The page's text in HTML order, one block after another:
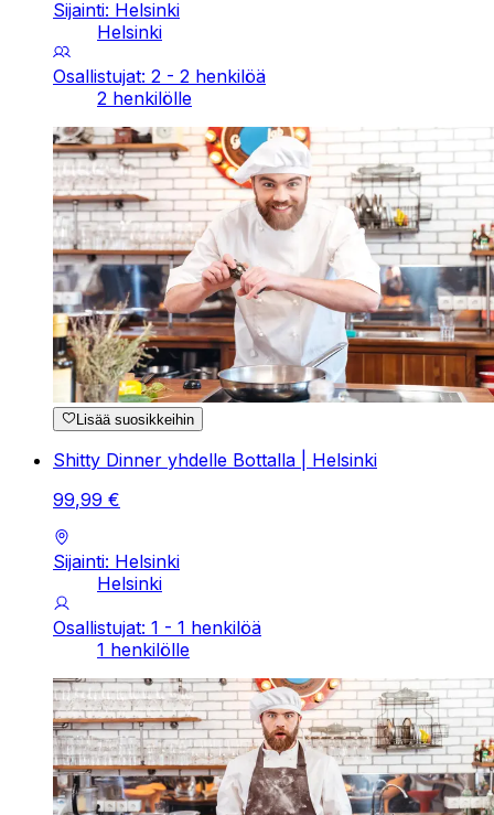
Sijainti: Helsinki
Helsinki
Osallistujat: 2 - 2 henkilöä
2 henkilölle
Lisää suosikkeihin
Shitty Dinner yhdelle Bottalla | Helsinki
99,99 €
Sijainti: Helsinki
Helsinki
Osallistujat: 1 - 1 henkilöä
1 henkilölle